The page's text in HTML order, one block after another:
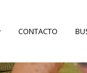
CONTACTO